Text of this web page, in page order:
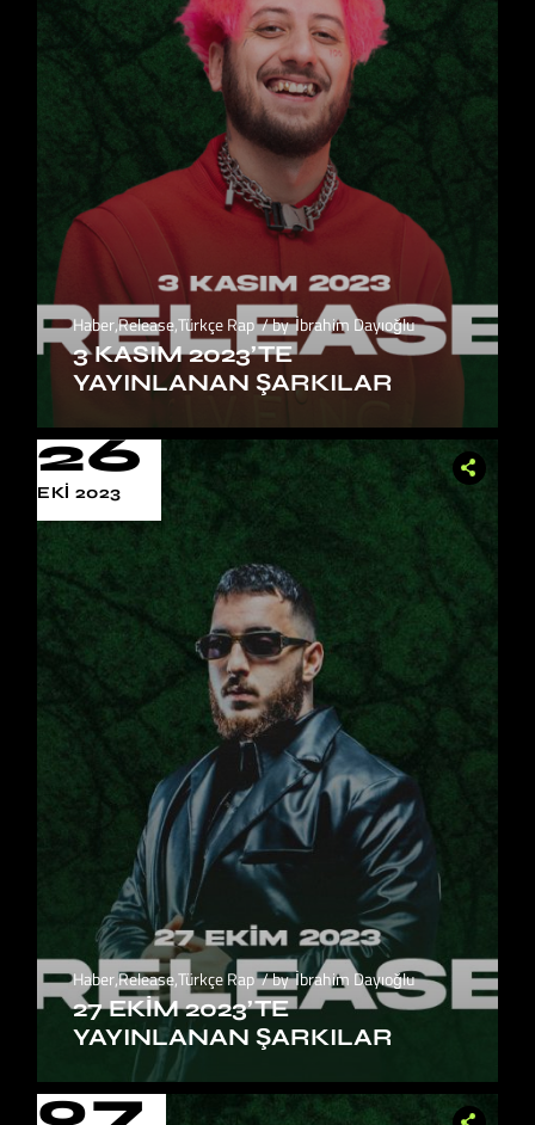
Haber,Release,Türkçe Rap by İbrahim Dayıoğlu
3 KASIM 2023’TE
YAYINLANAN ŞARKILAR
26
EKI 2023
Haber,Release,Türkçe Rap by İbrahim Dayıoğlu
27 EKIM 2023’TE
YAYINLANAN ŞARKILAR
07